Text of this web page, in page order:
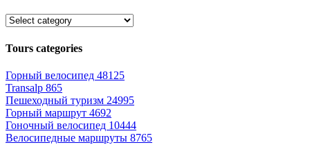
Tours categories
Горный велосипед 48125
Transalp 865
Пешеходный туризм 24995
Горный маршрут 4692
Гоночный велосипед 10444
Велосипедные маршруты 8765